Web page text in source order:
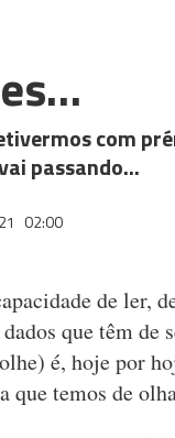
com
passando...
02:00
de ler,
que têm de
é, hoje por
que temos de